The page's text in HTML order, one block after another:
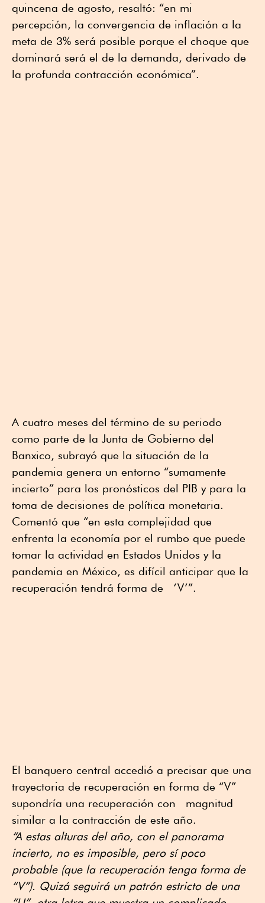
quincena de agosto, resaltó: “en mi
percepción, la convergencia de inflación a la
meta de 3% será posible porque el choque que
dominará será el de la demanda, derivado de
la profunda contracción económica”.
A cuatro meses del término de su periodo
como parte de la Junta de Gobierno del
Banxico, subrayó que la situación de la
pandemia genera un entorno “sumamente
incierto” para los pronósticos del PIB y para la
toma de decisiones de política monetaria.
Comentó que “en esta complejidad que
enfrenta la economía por el rumbo que puede
tomar la actividad en Estados Unidos y la
pandemia en México, es difícil anticipar que la
recuperación tendrá forma de ‘V’”.
El banquero central accedió a precisar que una
trayectoria de recuperación en forma de “V”
supondría una recuperación con magnitud
similar a la contracción de este año.
“A estas alturas del año, con el panorama
incierto, no es imposible, pero sí poco
probable (que la recuperación tenga forma de
“V”). Quizá seguirá un patrón estricto de una